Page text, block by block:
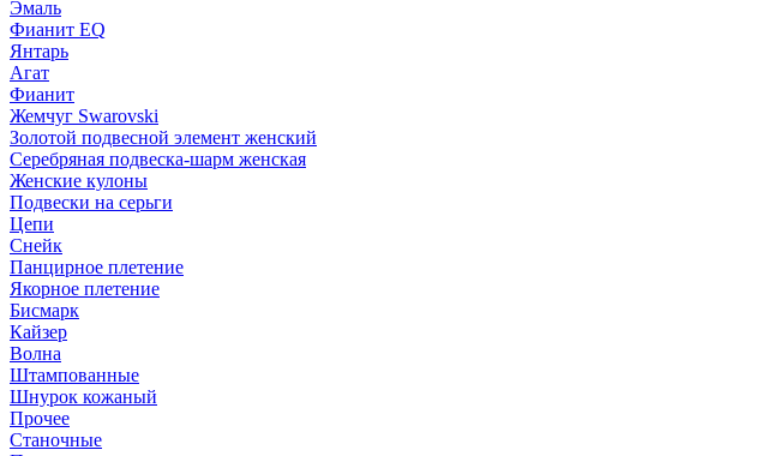
Эмаль
Фианит EQ
Янтарь
Агат
Фианит
Жемчуг Swarovski
Золотой подвесной элемент женcкий
Серебряная подвеска-шарм женская
Женские кулоны
Подвески на серьги
Цепи
Снейк
Панцирное плетение
Якорное плетение
Бисмарк
Кайзер
Волна
Штампованные
Шнурок кожаный
Прочее
Станочные